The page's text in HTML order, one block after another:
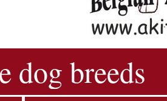
dog breeds